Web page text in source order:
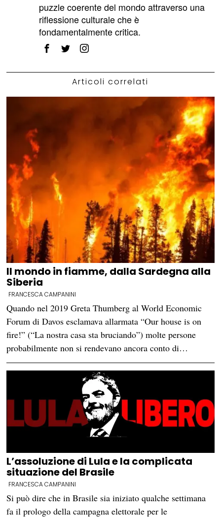
puzzle coerente del mondo attraverso una
riflessione culturale che è
fondamentalmente critica.
Articoli correlati
Il mondo in fiamme, dalla Sardegna alla
Siberia
FRANCESCA CAMPANINI
Quando nel 2019 Greta Thumberg al World Economic
Forum di Davos esclamava allarmata “Our house is on
fire!” (“La nostra casa sta bruciando”) molte persone
probabilmente non si rendevano ancora conto di…
L’assoluzione di Lula e la complicata
situazione del Brasile
FRANCESCA CAMPANINI
Si può dire che in Brasile sia iniziato qualche settimana
fa il prologo della campagna elettorale per le